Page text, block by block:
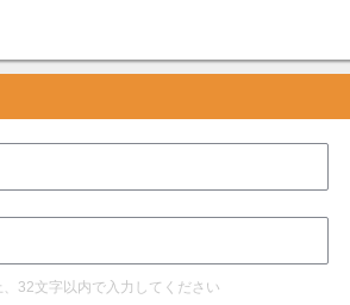
32文字以内で入力してください